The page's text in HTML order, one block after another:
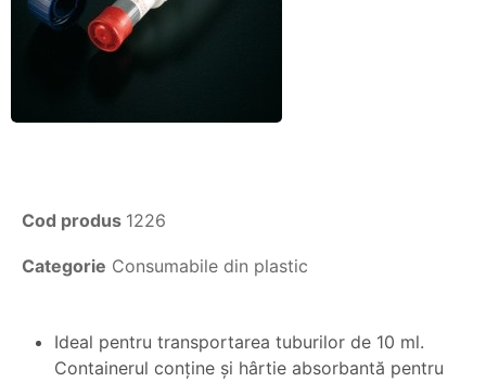
Cod produs 1226
Categorie Consumabile din plastic
Ideal pentru transportarea tuburilor de 10 ml.
Containerul conţine şi hârtie absorbantă pentru